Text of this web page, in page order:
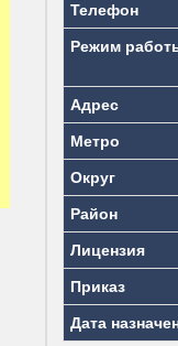
Телефон
Режим
Адрес
Метро
Округ
Район
Лицензия
Приказ
Дата